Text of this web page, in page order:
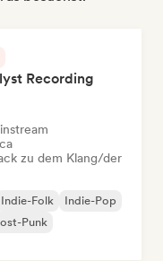
Recording
zu dem Klang/der
Indie-Folk
Indie-Pop
Punk